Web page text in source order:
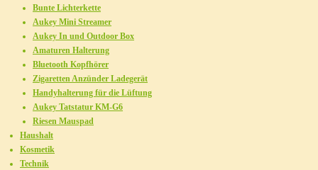
Bunte Lichterkette
Aukey Mini Streamer
Aukey In und Outdoor Box
Amaturen Halterung
Bluetooth Kopfhörer
Zigaretten Anzünder Ladegerät
Handyhalterung für die Lüftung
Aukey Tatstatur KM-G6
Riesen Mauspad
Haushalt
Kosmetik
Technik